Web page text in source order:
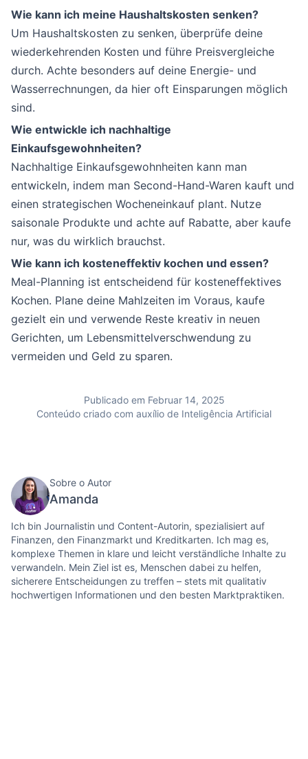
Wie kann ich meine Haushaltskosten senken?
Um Haushaltskosten zu senken, überprüfe deine
wiederkehrenden Kosten und führe Preisvergleiche
durch. Achte besonders auf deine Energie- und
Wasserrechnungen, da hier oft Einsparungen möglich
sind.
Wie entwickle ich nachhaltige
Einkaufsgewohnheiten?
Nachhaltige Einkaufsgewohnheiten kann man
entwickeln, indem man Second-Hand-Waren kauft und
einen strategischen Wocheneinkauf plant. Nutze
saisonale Produkte und achte auf Rabatte, aber kaufe
nur, was du wirklich brauchst.
Wie kann ich kosteneffektiv kochen und essen?
Meal-Planning ist entscheidend für kosteneffektives
Kochen. Plane deine Mahlzeiten im Voraus, kaufe
gezielt ein und verwende Reste kreativ in neuen
Gerichten, um Lebensmittelverschwendung zu
vermeiden und Geld zu sparen.
Publicado em Februar 14, 2025
Conteúdo criado com auxílio de Inteligência Artificial
Sobre o Autor
Amanda
Ich bin Journalistin und Content-Autorin, spezialisiert auf
Finanzen, den Finanzmarkt und Kreditkarten. Ich mag es,
komplexe Themen in klare und leicht verständliche Inhalte zu
verwandeln. Mein Ziel ist es, Menschen dabei zu helfen,
sicherere Entscheidungen zu treffen – stets mit qualitativ
hochwertigen Informationen und den besten Marktpraktiken.